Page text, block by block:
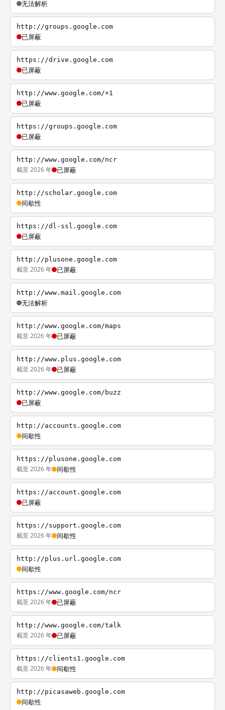
无法解析
http://groups.google.com
已屏蔽
https://drive.google.com
已屏蔽
http://www.google.com/+1
已屏蔽
https://groups.google.com
已屏蔽
http://www.google.com/ncr
截至 2026 年 已屏蔽
http://scholar.google.com
间歇性
https://dl-ssl.google.com
已屏蔽
http://plusone.google.com
截至 2026 年 已屏蔽
http://www.mail.google.com
无法解析
http://www.google.com/maps
截至 2026 年 已屏蔽
http://www.plus.google.com
截至 2026 年 已屏蔽
http://www.google.com/buzz
已屏蔽
http://accounts.google.com
间歇性
https://plusone.google.com
截至 2026 年 间歇性
https://account.google.com
已屏蔽
https://support.google.com
截至 2026 年 间歇性
http://plus.url.google.com
间歇性
https://www.google.com/ncr
截至 2026 年 已屏蔽
http://www.google.com/talk
截至 2026 年 已屏蔽
https://clients1.google.com
截至 2026 年 间歇性
http://picasaweb.google.com
间歇性